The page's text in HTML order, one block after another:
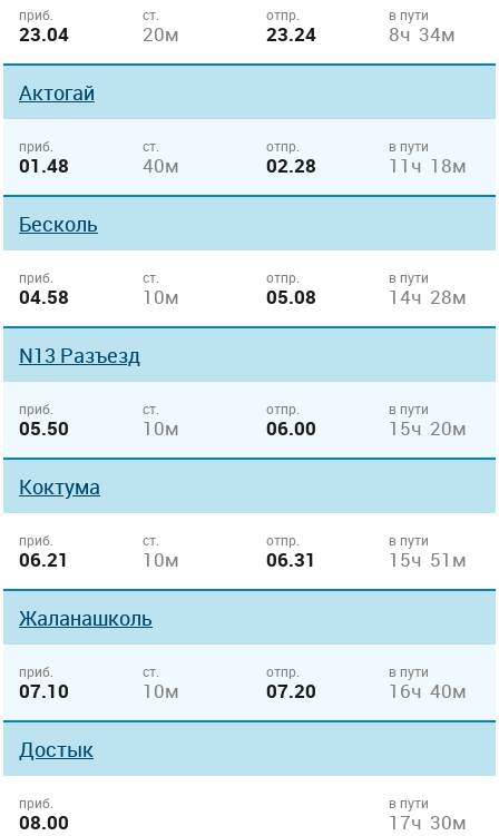
приб.
23.04
ст.
20м
отпр.
23.24
в пути
8ч 34м
Актогай
приб.
01.48
ст.
40м
отпр.
02.28
в пути
11ч 18м
Бесколь
приб.
04.58
ст.
10м
отпр.
05.08
в пути
14ч 28м
N13 Разъезд
приб.
05.50
ст.
10м
отпр.
06.00
в пути
15ч 20м
Коктума
приб.
06.21
ст.
10м
отпр.
06.31
в пути
15ч 51м
Жаланашколь
приб.
07.10
ст.
10м
отпр.
07.20
в пути
16ч 40м
Достык
приб.
08.00
в пути
17ч 30м